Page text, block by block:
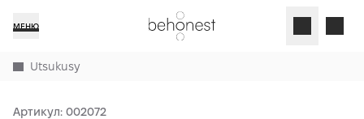
МЕНЮ
Utsukusy
Артикул: 002072